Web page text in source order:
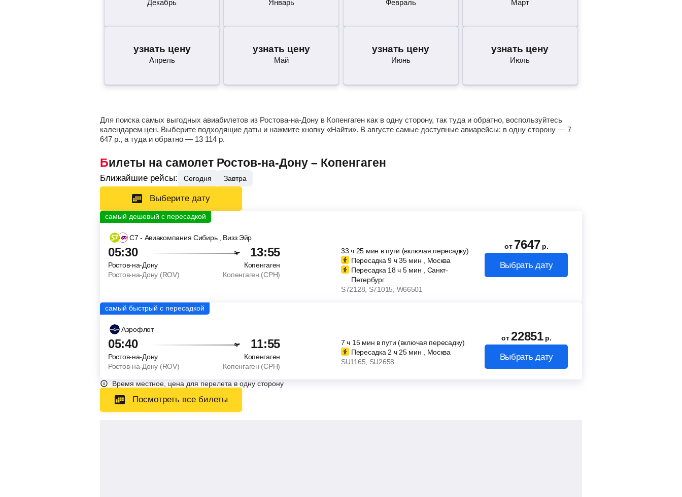
Декабрь Январь Февраль Март
узнать цену
Апрель
узнать цену
Май
узнать цену
Июнь
узнать цену
Июль
Для поиска самых выгодных авиабилетов из Ростова-на-Дону в Копенгаген как в одну сторону, так туда и обратно, воспользуйтесь
календарем цен. Выберите подходящие даты и нажмите кнопку «Найти». В августе самые доступные авиарейсы: в одну сторону — 7
647 р., а туда и обратно — 13 114 р.
Билеты на самолет Ростов-на-Дону – Копенгаген
Ближайшие рейсы: Сегодня Завтра
Выберите дату
С7 - Авиакомпания Сибирь , Визз Эйр
05:30 13:55
Ростов-на-Дону
Копенгаген
Ростов-на-Дону (ROV)
Копенгаген (CPH)
33ч25 мин в пути (включая пересадку)
Пересадка 9 ч35 мин , Москва
Пересадка 18ч 5 мин , Санкт-
Петербург
S72128 , S71015 , W66501
от 7647 р.
Выбрать дату
Аэрофлот
05:40 11:55
Ростов-на-Дону
Копенгаген
Ростов-на-Дону (ROV)
Копенгаген (CPH)
7ч 15 мин в пути (включая пересадку)
Пересадка 2 ч25 мин , Москва
SU1165 , SU2658
от22851 р.
Выбрать дату
Время местное, цена для перелета в одну сторону
Посмотреть все билеты